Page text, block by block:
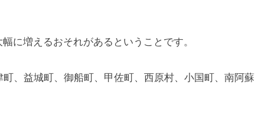
に増えるおそれがあるということです。
、益城町、御船町、甲佐町、西原村、小国町、南阿蘇